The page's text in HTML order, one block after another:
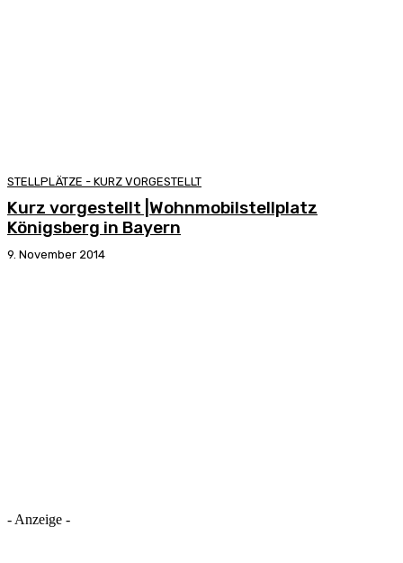
STELLPLÄTZE - KURZ VORGESTELLT
Kurz vorgestellt |Wohnmobilstellplatz
Königsberg in Bayern
9. November 2014
- Anzeige -